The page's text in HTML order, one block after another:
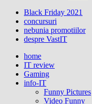
Black Friday 2021
concursuri
nebunia promotiilor
despre VastIT
home
IT review
Gaming
info-IT
Funny Pictures
Video Funny